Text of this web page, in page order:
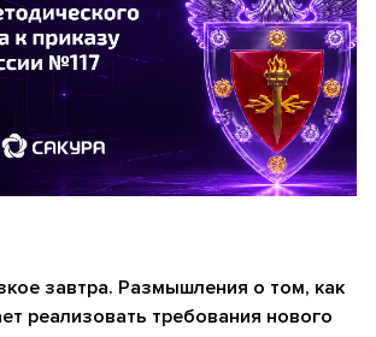
завтра. Размышления о том, как
реализовать требования нового